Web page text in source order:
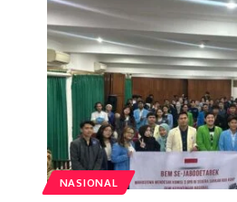
NASIONAL